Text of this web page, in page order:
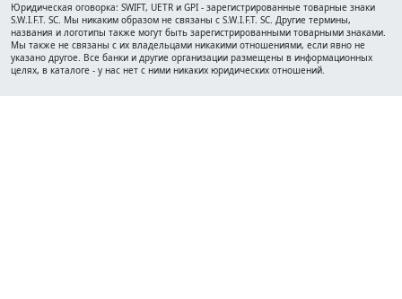
Юридическая оговорка: SWIFT, UETR и GPI - зарегистрированные товарные знаки
S.W.I.F.T. SC. Мы никаким образом не связаны с S.W.I.F.T. SC. Другие термины,
названия и логотипы также могут быть зарегистрированными товарными знаками.
Мы также не связаны с их владельцами никакими отношениями, если явно не
указано другое. Все банки и другие организации размещены в информационных
целях, в каталоге - у нас нет с ними никаких юридических отношений.